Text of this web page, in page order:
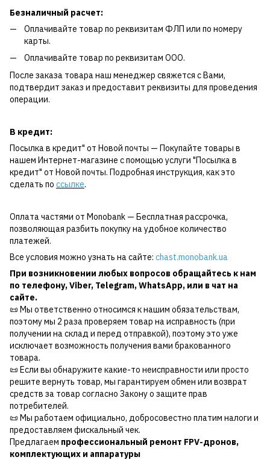
Безналичный расчет:
Оплачивайте товар по реквизитам ФЛП или по номеру
карты.
Оплачивайте товар по реквизитам ООО.
После заказа товара наш менеджер свяжется с Вами,
подтвердит заказ и предоставит реквизиты для проведения
операции.
В кредит:
Посылка в кредит" от Новой почты — Покупайте товары в
нашем Интернет-магазине с помощью услуги "Посылка в
кредит" от Новой почты. Подробная инструкция, как это
сделать по ссылке.
Оплата частями от Monobank — Бесплатная рассрочка,
позволяющая разбить покупку на удобное количество
платежей.
Все условия можно узнать на сайте: chast.monobank.ua
При возникновении любых вопросов обращайтесь к нам
по телефону,Viber, Telegram,WhatsApp, или в чат на
сайте.
📜 Мы ответственно относимся к нашим обязательствам,
поэтому мы 2 раза проверяем товар на исправность (при
получении на склад и перед отправкой), поэтому это уже
исключает возможность получения вами бракованного
товара.
📜 Если вы обнаружите какие-то неисправности или просто
решите вернуть товар, мы гарантируем обмен или возврат
средств за товар согласно Закону о защите прав
потребителей.
📜 Мы работаем официально, добросовестно платим налоги и
предоставляем фискальный чек.
Предлагаем профессиональный ремонт FPV-дронов,
комплектующих и аппаратуры